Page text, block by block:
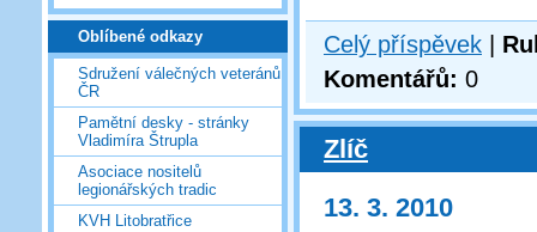
Oblíbené odkazy
Sdružení válečných veteránů
ČR
Pamětní desky - stránky
Vladimíra Štrupla
Asociace nositelů
legionářských tradic
KVH Litobratřice
Celý příspěvek
Komentářů: 0
Zlíč
13. 3. 2010